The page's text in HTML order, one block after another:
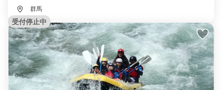
群馬
受付停止中